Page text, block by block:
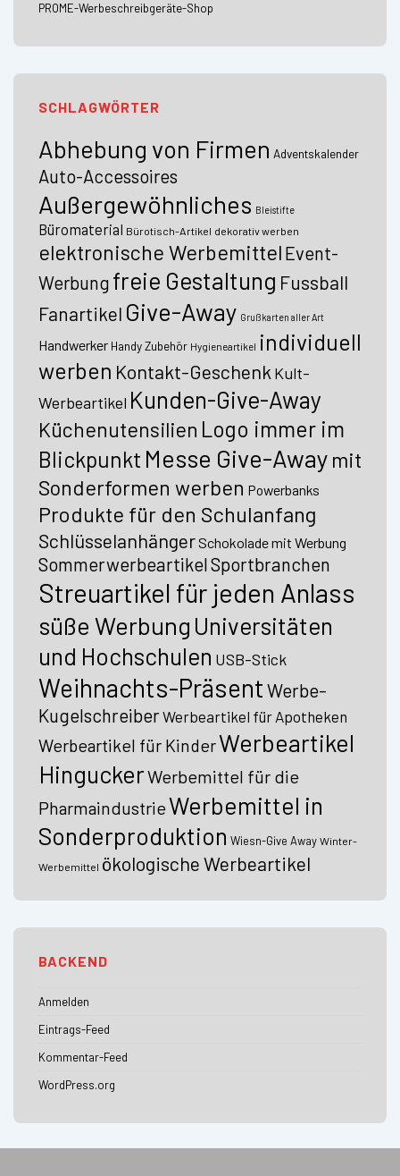
PROME-Werbeschreibgeräte-Shop
SCHLAGWÖRTER
Abhebung von Firmen Adventskalender
Auto-Accessoires
Außergewöhnliches Bleistifte
Büromaterial Bürotisch-Artikel dekorativ werben
elektronische Werbemittel Event-
Werbung freie Gestaltung Fussball
Fanartikel Give-Away Grußkarten aller Art
Handwerker Handy Zubehör Hygieneartikel individuell
werben Kontakt-Geschenk Kult-
Werbeartikel Kunden-Give-Away
Küchenutensilien Logo immer im
Blickpunkt Messe Give-Away mit
Sonderformen werben Powerbanks
Produkte für den Schulanfang
SchlüsselanhängerSchokolade mit Werbung
SommerwerbeartikelSportbranchen
Streuartikel für jeden Anlass
süße Werbung Universitäten
und Hochschulen USB-Stick
Weihnachts-Präsent Werbe-
Kugelschreiber Werbeartikel für Apotheken
Werbeartikel für KinderWerbeartikel
HinguckerWerbemittel für die
PharmaindustrieWerbemittel in
Sonderproduktion Wiesn-Give Away Winter-
Werbemittel ökologische Werbeartikel
BACKEND
Anmelden
Eintrags-Feed
Kommentar-Feed
WordPress.org